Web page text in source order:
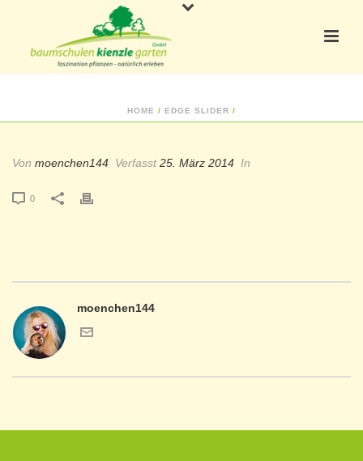
HOME / EDGE SLIDER /
Von moenchen144 Verfasst25. März 2014 In
0
moenchen144